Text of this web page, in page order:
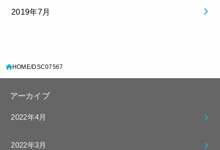
2019年7月
HOME DSC07567
アーカイブ
2022年4月
2022年3月